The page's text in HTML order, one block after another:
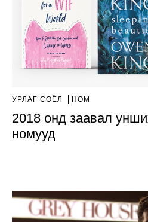
УРЛАГ СОЁЛ НОМ
2018 онд заавал
номууд